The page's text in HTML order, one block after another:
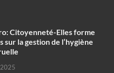
Citoyenneté-Elles forme
sur la gestion de l’hygiène